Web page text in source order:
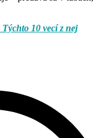
10 vecí z nej